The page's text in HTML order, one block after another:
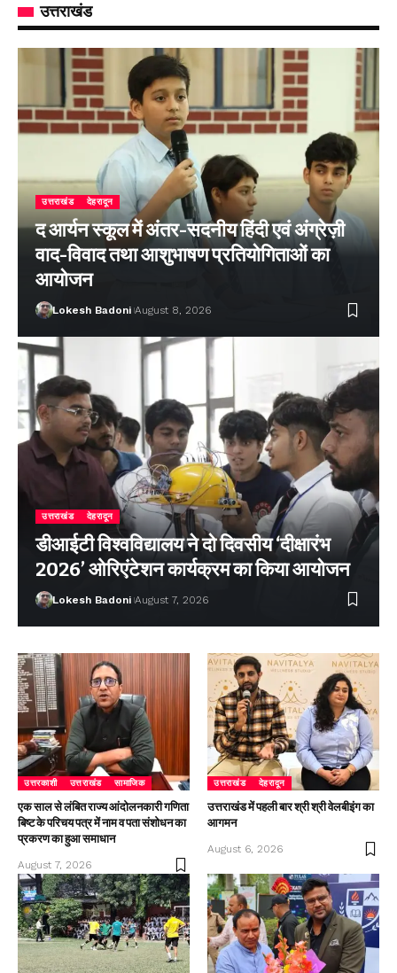
उत्तराखंड
उत्तराखंड देहरादून
द आर्यन स्कूल में अंतर-सदनीय हिंदी एवं अंग्रेज़ी
वाद-विवाद तथा आशुभाषण प्रतियोगिताओं का
आयोजन
Lokesh Badoni August 8, 2026
उत्तराखंड देहरादून
डीआईटी विश्वविद्यालय ने दो दिवसीय ‘दीक्षारंभ
2026’ ओरिएंटेशन कार्यक्रम का किया आयोजन
Lokesh Badoni August 7, 2026
उत्तरकाशी उत्तराखंड सामाजिक
एक साल से लंबित राज्य आंदोलनकारी गणिता
बिष्ट के परिचय पत्र में नाम व पता संशोधन का
प्रकरण का हुआ समाधान
August 7, 2026
उत्तराखंड देहरादून
उत्तराखंड में पहली बार श्री श्री वेलबीइंग का
आगमन
August 6, 2026